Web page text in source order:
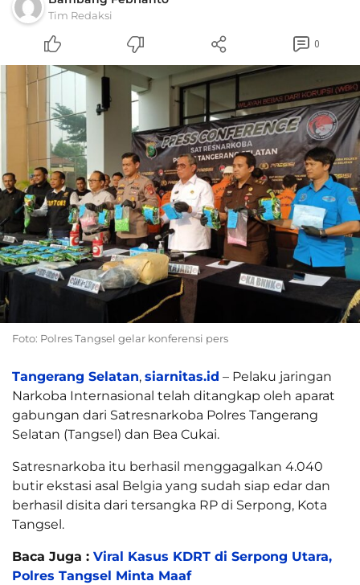
Tim Redaksi
0
Foto: Polres Tangsel gelar konferensi pers
Tangerang Selatan, siarnitas.id – Pelaku jaringan
Narkoba Internasional telah ditangkap oleh aparat
gabungan dari Satresnarkoba Polres Tangerang
Selatan (Tangsel) dan Bea Cukai.
Satresnarkoba itu berhasil menggagalkan 4.040
butir ekstasi asal Belgia yang sudah siap edar dan
berhasil disita dari tersangka RP di Serpong, Kota
Tangsel.
Baca Juga : Viral Kasus KDRT di Serpong Utara,
Polres Tangsel Minta Maaf